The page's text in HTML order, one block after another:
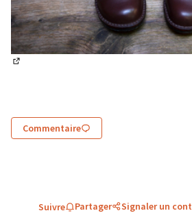
Commentaire
Suivre Partager Signaler un